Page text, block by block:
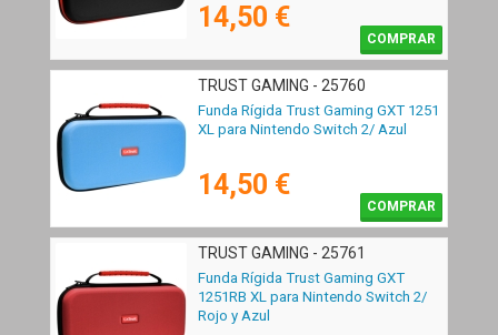
14,50 €
COMPRAR
TRUST GAMING - 25760
Funda Rígida Trust Gaming GXT 1251
XL para Nintendo Switch 2/ Azul
14,50 €
COMPRAR
TRUST GAMING - 25761
Funda Rígida Trust Gaming GXT
1251RB XL para Nintendo Switch 2/
Rojo y Azul